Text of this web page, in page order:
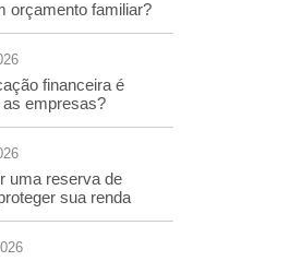
orçamento familiar?
financeira é
empresas?
uma reserva de
sua renda